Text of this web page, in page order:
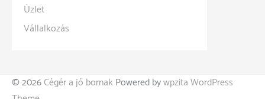
Üzlet
Vállalkozás
© 2026Cégér a jó bornak Powered bywpzita WordPress